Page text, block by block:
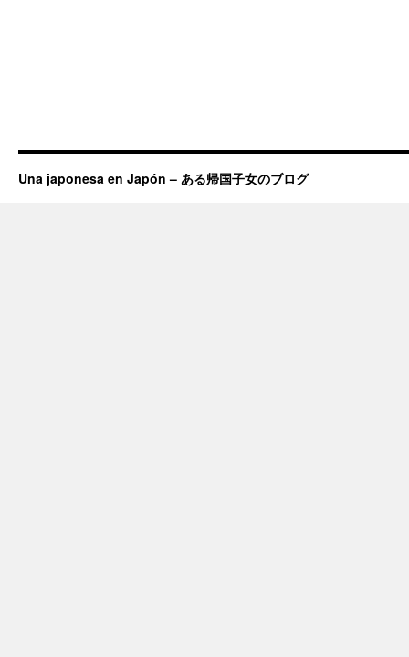
Una japonesa en Japón – ある帰国子女のブログ